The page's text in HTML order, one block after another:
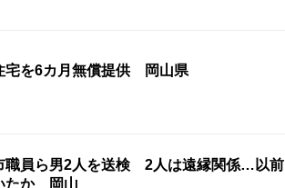
宅を6カ月無償提供 岡山県
員ら男2人を送検 2人は遠縁関係…以前
たか 岡山